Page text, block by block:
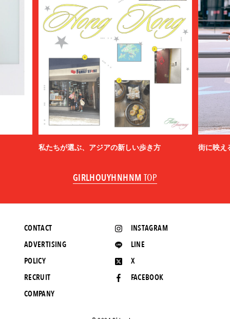
私たちが選ぶ、アジアの新しい歩き方 街に映え
GIRLHOUYHNHNM TOP
INSTAGRAM
LINE
X
FACEBOOK
CONTACT
ADVERTISING
POLICY
RECRUIT
COMPANY